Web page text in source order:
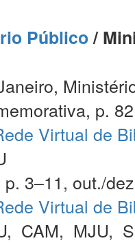
Público/
p.
Virtual de
3–11, out./
Virtual de
, CAM, MJU,